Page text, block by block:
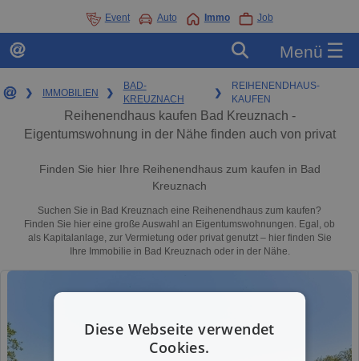
Event Auto Immo Job
Menü ☰
❯ IMMOBILIEN ❯
BAD-
KREUZNACH
❯
REIHENENDHAUS-
KAUFEN
Reihenendhaus kaufen Bad Kreuznach -
Eigentumswohnung in der Nähe finden auch von privat
Finden Sie hier Ihre Reihenendhaus zum kaufen in Bad
Kreuznach
Suchen Sie in Bad Kreuznach eine Reihenendhaus zum kaufen?
Finden Sie hier eine große Auswahl an Eigentumswohnungen. Egal, ob
als Kapitalanlage, zur Vermietung oder privat genutzt – hier finden Sie
Ihre Immobilie in Bad Kreuznach oder in der Nähe.
Diese Webseite verwendet
Cookies.